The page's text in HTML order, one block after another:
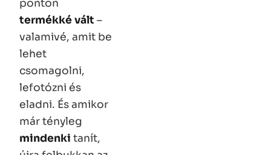
ponton
termékké vált –
valamivé, amit be
lehet
csomagolni,
lefotózni és
eladni. És amikor
már tényleg
mindenki tanít,